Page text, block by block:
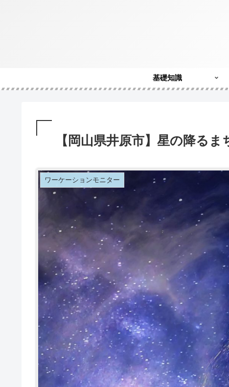
基礎知識
【岡山県井原市】星の降る
ワーケーションモニター